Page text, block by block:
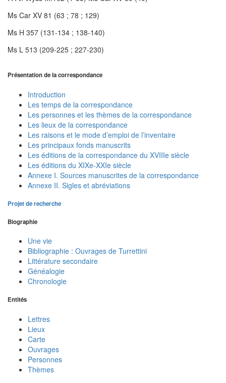
Ms Car XV 81 (63 ; 78 ; 129)
Ms H 357 (131-134 ; 138-140)
Ms L 513 (209-225 ; 227-230)
Présentation de la correspondance
Introduction
Les temps de la correspondance
Les personnes et les thèmes de la correspondance
Les lieux de la correspondance
Les raisons et le mode d’emploi de l’inventaire
Les principaux fonds manuscrits
Les éditions de la correspondance du XVIIIe siècle
Les éditions du XIXe-XXIe siècle
Annexe I. Sources manuscrites de la correspondance
Annexe II. Sigles et abréviations
Projet de recherche
Biographie
Une vie
Bibliographie : Ouvrages de Turrettini
Littérature secondaire
Généalogie
Chronologie
Entités
Lettres
Lieux
Carte
Ouvrages
Personnes
Thèmes